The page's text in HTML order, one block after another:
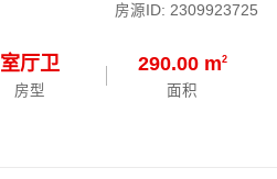
房源ID: 2309923725
室厅卫
房型
290.00 m2
面积